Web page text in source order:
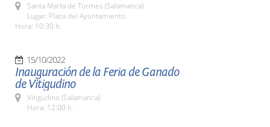
Santa Marta de Tormes (Salamanca)
Lugar: Plaza del Ayuntamiento
Hora: 10:30 h.
15/10/2022
Inauguración de la Feria de Ganado
de Vitigudino
Vitigudino (Salamanca)
Hora: 12:00 h.